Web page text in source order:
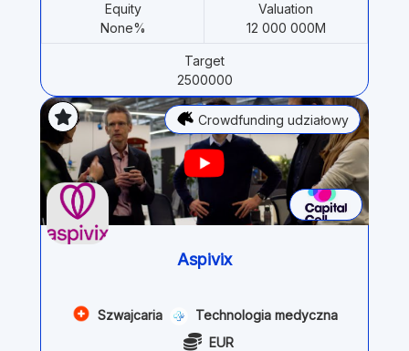
Equity
None%
Valuation
12 000 000M
Target
2500000
Crowdfunding udziałowy
Aspivix
Szwajcaria
Technologia medyczna
EUR